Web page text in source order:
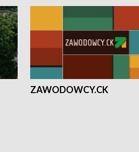
ZAWODOWCY.CK